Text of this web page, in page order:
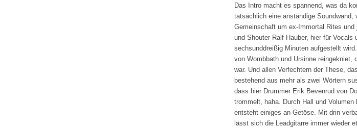
Das Intro macht es spannend, was da
tatsächlich eine anständige Soundwand,
Gemeinschaft um ex-Immortal Rites
und Shouter Ralf Hauber, hier für Vocals
sechsunddreißig Minuten aufgestellt
von Wombbath und Ursinne reingekniet,
war. Und allen Verfechtern der These,
bestehend aus mehr als zwei Wörtern
dass hier Drummer Erik Bevenrud von
trommelt, haha. Durch Hall und
entsteht einiges an Getöse. Mit drin
lässt sich die Leadgitarre immer wieder